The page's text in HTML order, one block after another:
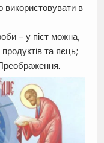
використовувати в
– у піст можна,
та яєць;